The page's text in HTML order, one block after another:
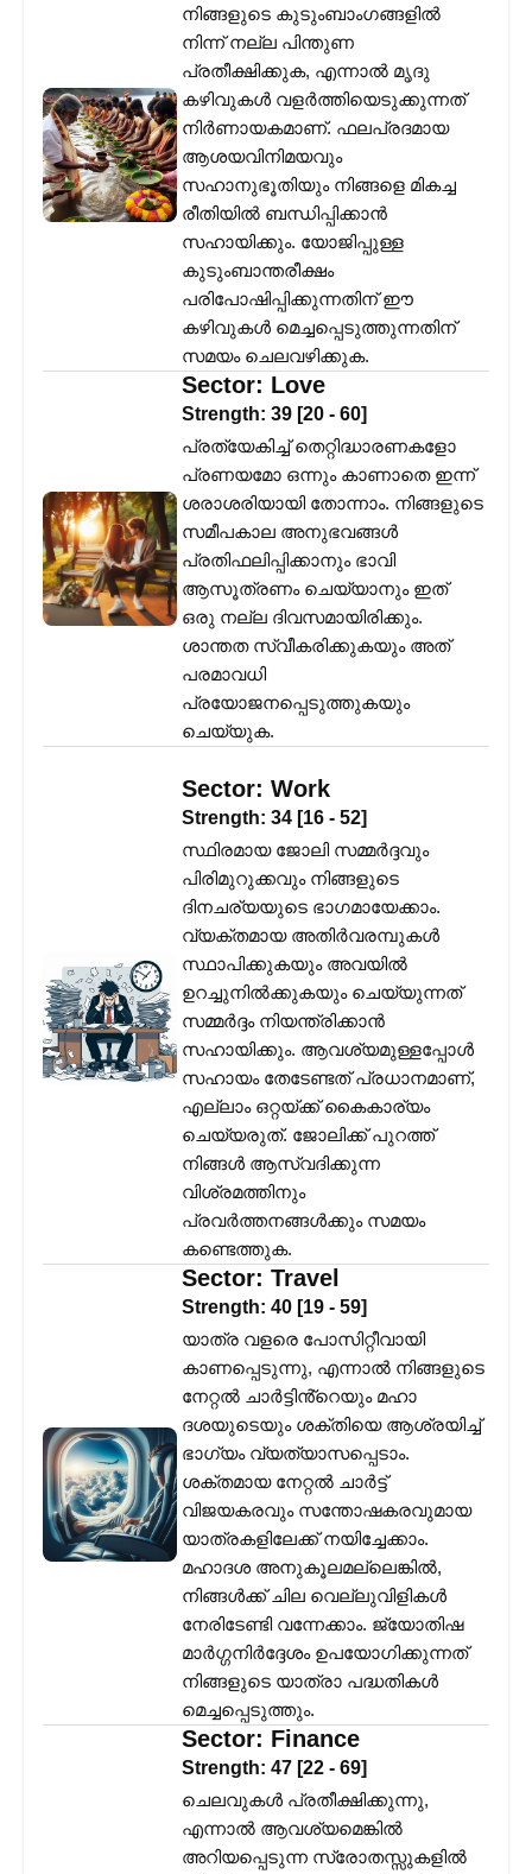
നിങ്ങളുടെ കുടുംബാംഗങ്ങളിൽ
നിന്ന് നല്ല പിന്തുണ
പ്രതീക്ഷിക്കുക, എന്നാൽ മൃദു
കഴിവുകൾ വളർത്തിയെടുക്കുന്നത്
നിർണായകമാണ്. ഫലപ്രദമായ
ആശയവിനിമയവും
സഹാനുഭൂതിയും നിങ്ങളെ മികച്ച
രീതിയിൽ ബന്ധിപ്പിക്കാൻ
സഹായിക്കും. യോജിപ്പുള്ള
കുടുംബാന്തരീക്ഷം
പരിപോഷിപ്പിക്കുന്നതിന് ഈ
കഴിവുകൾ മെച്ചപ്പെടുത്തുന്നതിന്
സമയം ചെലവഴിക്കുക.
Sector: Love
Strength: 39 [20 - 60]
പ്രത്യേകിച്ച് തെറ്റിദ്ധാരണകളോ
പ്രണയമോ ഒന്നും കാണാതെ ഇന്ന്
ശരാശരിയായി തോന്നാം. നിങ്ങളുടെ
സമീപകാല അനുഭവങ്ങൾ
പ്രതിഫലിപ്പിക്കാനും ഭാവി
ആസൂത്രണം ചെയ്യാനും ഇത്
ഒരു നല്ല ദിവസമായിരിക്കും.
ശാന്തത സ്വീകരിക്കുകയും അത്
പരമാവധി
പ്രയോജനപ്പെടുത്തുകയും
ചെയ്യുക.
Sector: Work
Strength: 34 [16 - 52]
സ്ഥിരമായ ജോലി സമ്മർദ്ദവും
പിരിമുറുക്കവും നിങ്ങളുടെ
ദിനചര്യയുടെ ഭാഗമായേക്കാം.
വ്യക്തമായ അതിർവരമ്പുകൾ
സ്ഥാപിക്കുകയും അവയിൽ
ഉറച്ചുനിൽക്കുകയും ചെയ്യുന്നത്
സമ്മർദ്ദം നിയന്ത്രിക്കാൻ
സഹായിക്കും. ആവശ്യമുള്ളപ്പോൾ
സഹായം തേടേണ്ടത് പ്രധാനമാണ്,
എല്ലാം ഒറ്റയ്ക്ക് കൈകാര്യം
ചെയ്യരുത്. ജോലിക്ക് പുറത്ത്
നിങ്ങൾ ആസ്വദിക്കുന്ന
വിശ്രമത്തിനും
പ്രവർത്തനങ്ങൾക്കും സമയം
കണ്ടെത്തുക.
Sector: Travel
Strength: 40 [19 - 59]
യാത്ര വളരെ പോസിറ്റീവായി
കാണപ്പെടുന്നു, എന്നാൽ നിങ്ങളുടെ
നേറ്റൽ ചാർട്ടിൻ്റെയും മഹാ
ദശയുടെയും ശക്തിയെ ആശ്രയിച്ച്
ഭാഗ്യം വ്യത്യാസപ്പെടാം.
ശക്തമായ നേറ്റൽ ചാർട്ട്
വിജയകരവും സന്തോഷകരവുമായ
യാത്രകളിലേക്ക് നയിച്ചേക്കാം.
മഹാദശ അനുകൂലമല്ലെങ്കിൽ,
നിങ്ങൾക്ക് ചില വെല്ലുവിളികൾ
നേരിടേണ്ടി വന്നേക്കാം. ജ്യോതിഷ
മാർഗ്ഗനിർദ്ദേശം ഉപയോഗിക്കുന്നത്
നിങ്ങളുടെ യാത്രാ പദ്ധതികൾ
മെച്ചപ്പെടുത്തും.
Sector: Finance
Strength: 47 [22 - 69]
ചെലവുകൾ പ്രതീക്ഷിക്കുന്നു,
എന്നാൽ ആവശ്യമെങ്കിൽ
അറിയപ്പെടുന്ന സ്രോതസ്സുകളിൽ